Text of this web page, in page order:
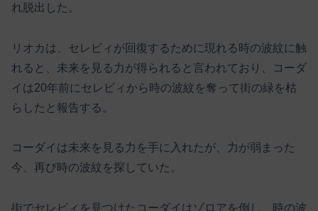
れ脱出した。
リオカは、セレビィが回復するために現れる時の波紋に触
れると、未来を見る力が得られると言われており、コーダ
イは20年前にセレビィから時の波紋を奪って街の緑を枯
らしたと報告する。
コーダイは未来を見る力を手に入れたが、力が弱まった
今、再び時の波紋を探していた。
街でセレビィを見つけたコーダイはゾロアを倒し、時の波